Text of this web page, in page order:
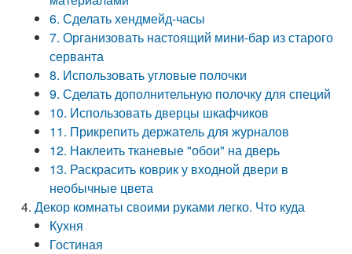
6. Сделать хендмейд-часы
7. Организовать настоящий мини-бар из старого
серванта
8. Использовать угловые полочки
9. Сделать дополнительную полочку для специй
10. Использовать дверцы шкафчиков
11. Прикрепить держатель для журналов
12. Наклеить тканевые "обои" на дверь
13. Раскрасить коврик у входной двери в
необычные цвета
Декор комнаты своими руками легко. Что куда
Кухня
Гостиная